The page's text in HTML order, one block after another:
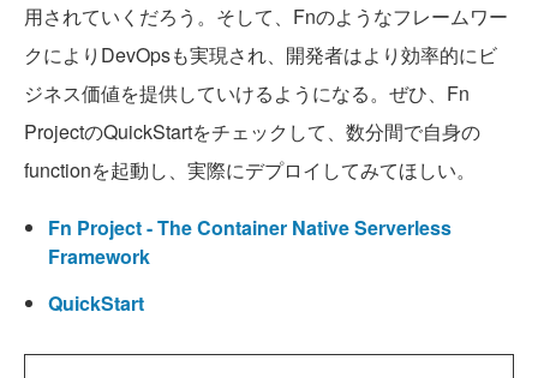
用されていくだろう。そして、Fnのようなフレームワー
クによりDevOpsも実現され、開発者はより効率的にビ
ジネス価値を提供していけるようになる。ぜひ、Fn
ProjectのQuickStartをチェックして、数分間で自身の
functionを起動し、実際にデプロイしてみてほしい。
Fn Project - The Container Native Serverless
Framework
QuickStart